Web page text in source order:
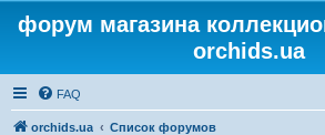
форум магазина
orchids.ua
FAQ
orchids.ua Список форумов